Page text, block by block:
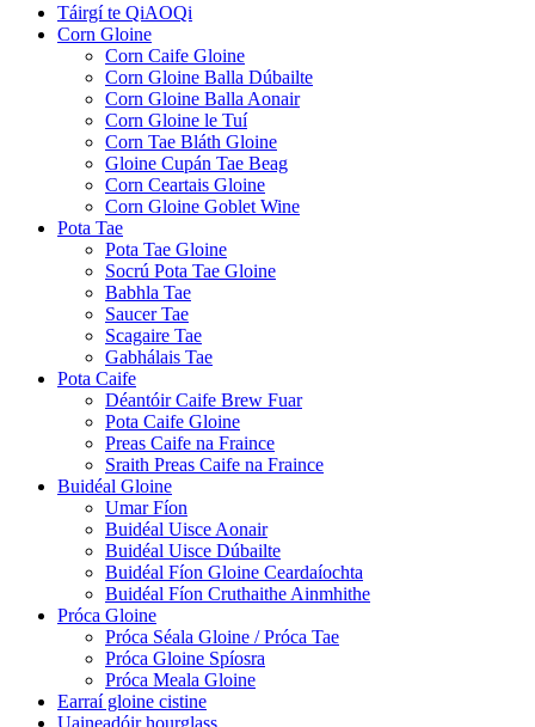
Táirgí te QiAOQi
Corn Gloine
Corn Caife Gloine
Corn Gloine Balla Dúbailte
Corn Gloine Balla Aonair
Corn Gloine le Tuí
Corn Tae Bláth Gloine
Gloine Cupán Tae Beag
Corn Ceartais Gloine
Corn Gloine Goblet Wine
Pota Tae
Pota Tae Gloine
Socrú Pota Tae Gloine
Babhla Tae
Saucer Tae
Scagaire Tae
Gabhálais Tae
Pota Caife
Déantóir Caife Brew Fuar
Pota Caife Gloine
Preas Caife na Fraince
Sraith Preas Caife na Fraince
Buidéal Gloine
Umar Fíon
Buidéal Uisce Aonair
Buidéal Uisce Dúbailte
Buidéal Fíon Gloine Ceardaíochta
Buidéal Fíon Cruthaithe Ainmhithe
Próca Gloine
Próca Séala Gloine / Próca Tae
Próca Gloine Spíosra
Próca Meala Gloine
Earraí gloine cistine
Uaineadóir hourglass